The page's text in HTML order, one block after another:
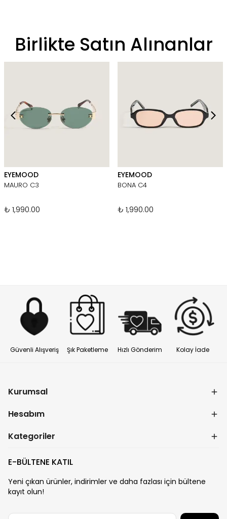
Birlikte Satın Alınanlar
EYEMOOD
MAURO C3
₺ 1,990.00
EYEMOOD
BONA C4
₺ 1,990.00
Güvenli Alışveriş Şık Paketleme Hızlı Gönderim Kolay İade
Kurumsal
Hesabım
Kategoriler
E-BÜLTENE KATIL
Yeni çıkan ürünler, indirimler ve daha fazlası için bültene
kayıt olun!